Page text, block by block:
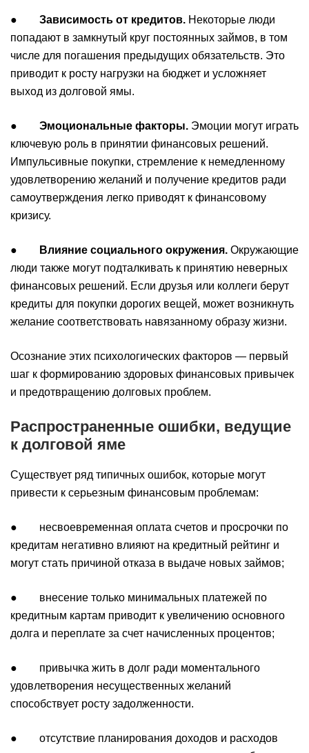
● Зависимость от кредитов. Некоторые люди
попадают в замкнутый круг постоянных займов, в том
числе для погашения предыдущих обязательств. Это
приводит к росту нагрузки на бюджет и усложняет
выход из долговой ямы.
● Эмоциональные факторы. Эмоции могут играть
ключевую роль в принятии финансовых решений.
Импульсивные покупки, стремление к немедленному
удовлетворению желаний и получение кредитов ради
самоутверждения легко приводят к финансовому
кризису.
● Влияние социального окружения. Окружающие
люди также могут подталкивать к принятию неверных
финансовых решений. Если друзья или коллеги берут
кредиты для покупки дорогих вещей, может возникнуть
желание соответствовать навязанному образу жизни.
Осознание этих психологических факторов — первый
шаг к формированию здоровых финансовых привычек
и предотвращению долговых проблем.
Распространенные ошибки, ведущие
к долговой яме
Существует ряд типичных ошибок, которые могут
привести к серьезным финансовым проблемам:
● несвоевременная оплата счетов и просрочки по
кредитам негативно влияют на кредитный рейтинг и
могут стать причиной отказа в выдаче новых займов;
● внесение только минимальных платежей по
кредитным картам приводит к увеличению основного
долга и переплате за счет начисленных процентов;
● привычка жить в долг ради моментального
удовлетворения несущественных желаний
способствует росту задолженности.
● отсутствие планирования доходов и расходов